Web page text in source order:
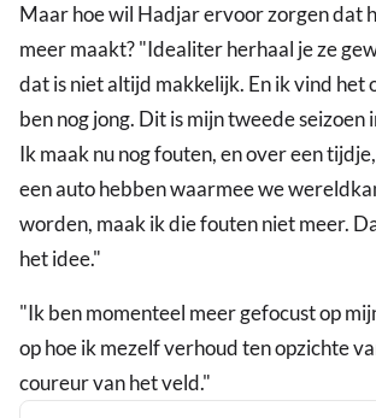
Maar hoe wil Hadjar ervoor zorgen dat
meer maakt? "Idealiter herhaal je ze
dat is niet altijd makkelijk. En ik vind het
ben nog jong. Dit is mijn tweede seizoen
Ik maak nu nog fouten, en over een
een auto hebben waarmee we
worden, maak ik die fouten niet meer.
het idee."
"Ik ben momenteel meer gefocust op
op hoe ik mezelf verhoud ten opzichte
coureur van het veld."